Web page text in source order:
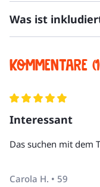
Die Tour hat in
Die Tour findet
an
Es können
Bitte kommen
Treffpunkt.
Unsere Touren
Was ist
Outdoor
durch die
Kommentare
Interessant
Das suchen mit dem
Carola H. • 59